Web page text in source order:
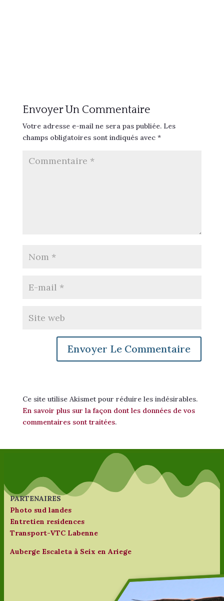
Envoyer Un Commentaire
Votre adresse e-mail ne sera pas publiée. Les
champs obligatoires sont indiqués avec *
Ce site utilise Akismet pour réduire les indésirables.
En savoir plus sur la façon dont les données de vos
commentaires sont traitées.
PARTENAIRES
Photo sud landes
Entretien residences
Transport-VTC Labenne
Auberge Escaleta à Seix en Ariege